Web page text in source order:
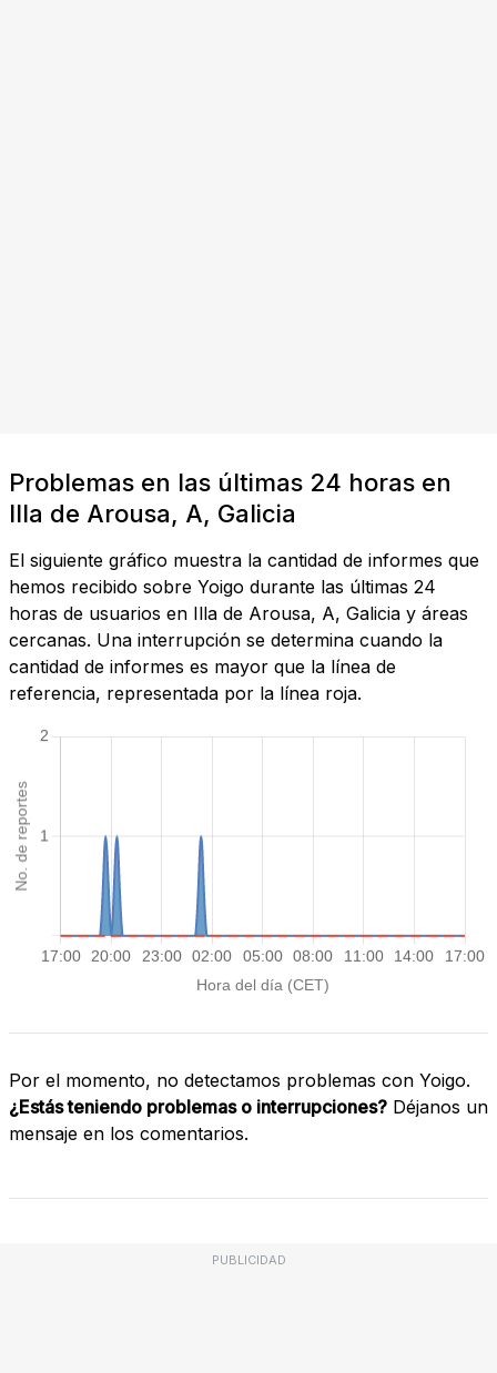
Problemas en las últimas 24 horas en
Illa de Arousa, A, Galicia
El siguiente gráfico muestra la cantidad de informes que
hemos recibido sobre Yoigo durante las últimas 24
horas de usuarios en Illa de Arousa, A, Galicia y áreas
cercanas. Una interrupción se determina cuando la
cantidad de informes es mayor que la línea de
referencia, representada por la línea roja.
Por el momento, no detectamos problemas con Yoigo.
¿Estás teniendo problemas o interrupciones? Déjanos un
mensaje en los comentarios.
PUBLICIDAD